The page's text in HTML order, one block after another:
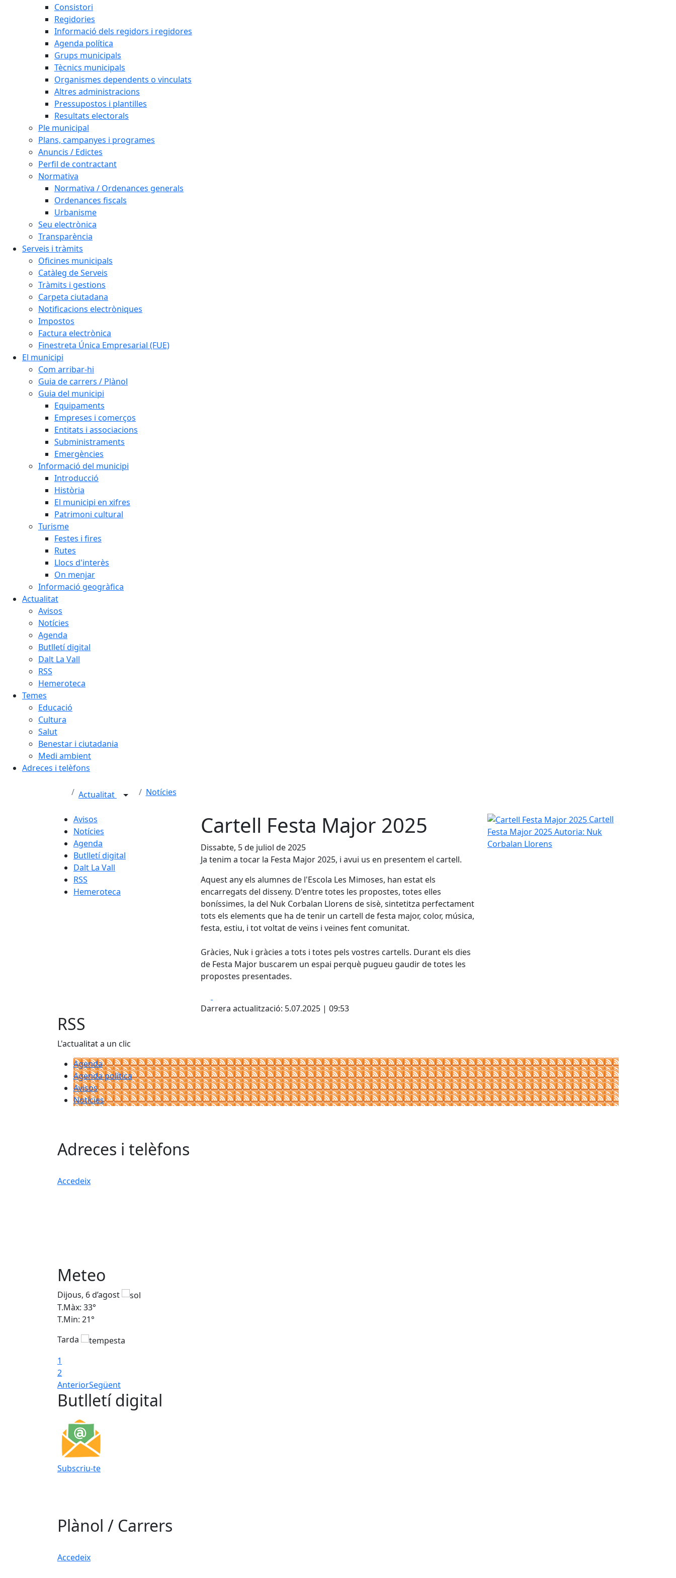
Consistori
Regidories
Informació dels regidors i regidores
Agenda política
Grups municipals
Tècnics municipals
Organismes dependents o vinculats
Altres administracions
Pressupostos i plantilles
Resultats electorals
Ple municipal
Plans, campanyes i programes
Anuncis / Edictes
Perfil de contractant
Normativa
Normativa / Ordenances generals
Ordenances fiscals
Urbanisme
Seu electrònica
Transparència
Serveis i tràmits
Oficines municipals
Catàleg de Serveis
Tràmits i gestions
Carpeta ciutadana
Notificacions electròniques
Impostos
Factura electrònica
Finestreta Única Empresarial (FUE)
El municipi
Com arribar-hi
Guia de carrers / Plànol
Guia del municipi
Equipaments
Empreses i comerços
Entitats i associacions
Subministraments
Emergències
Informació del municipi
Introducció
Història
El municipi en xifres
Patrimoni cultural
Turisme
Festes i fires
Rutes
Llocs d'interès
On menjar
Informació geogràfica
Actualitat
Avisos
Notícies
Agenda
Butlletí digital
Dalt La Vall
RSS
Hemeroteca
Temes
Educació
Cultura
Salut
Benestar i ciutadania
Medi ambient
Adreces i telèfons
Actualitat Notícies
Avisos
Notícies
Agenda
Butlletí digital
Dalt La Vall
RSS
Hemeroteca
Cartell Festa Major 2025
Dissabte, 5 de juliol de 2025
Ja tenim a tocar la Festa Major 2025, i avui us en presentem el cartell.
Aquest any els alumnes de l'Escola Les Mimoses, han estat els
encarregats del disseny. D'entre totes les propostes, totes elles
boníssimes, la del Nuk Corbalan Llorens de sisè, sintetitza perfectament
tots els elements que ha de tenir un cartell de festa major, color, música,
festa, estiu, i tot voltat de veïns i veïnes fent comunitat.
Gràcies, Nuk i gràcies a tots i totes pels vostres cartells. Durant els dies
de Festa Major buscarem un espai perquè pugueu gaudir de totes les
propostes presentades.
Darrera actualització: 5.07.2025 | 09:53
Cartell Festa Major 2025
Cartell
Festa Major 2025Autoria: Nuk
Corbalan Llorens
RSS
L'actualitat a un clic
Agenda
Agenda política
Avisos
Notícies
Adreces i telèfons
Accedeix
Meteo
Dijous, 6 d’agost
T.Màx: 33°
T.Min: 21°
Tarda
1
2
AnteriorSegüent
Butlletí digital
Subscriu-te
Plànol / Carrers
Accedeix